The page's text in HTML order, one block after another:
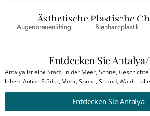
Ästhetische Plastische
Augenbrauenlifting Blepharoplastik
Entdecken Sie
Antalya ist eine Stadt, in der Meer, Sonne,
leben. Antike Städte, Meer, Sonne, Strand, Wald …
Entdecken Sie Antalya